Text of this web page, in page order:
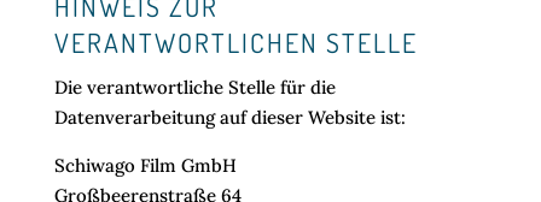
VERANTWORTLICHEN STELLE
Die verantwortliche Stelle für die
Datenverarbeitung auf dieser Website ist:
Schiwago Film GmbH
Großbeerenstraße 64